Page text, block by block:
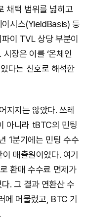
채택 범위를 넓히고
시스(YieldBasis) 등
이 TVL 상당 부분이
장은 이를 ‘온체인
다는 신호로 해석한
지지는 않았다. 쓰레
아니라 tBTC의 민팅
1분기에는 민팅 수수
매출원이었다. 여기
환매 수수료 면제가
. 그 결과 연환산 수
머물렀고, BTC 기